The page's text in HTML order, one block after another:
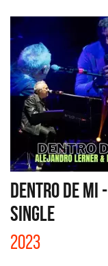
DENTRO DE MI -
SINGLE
2023